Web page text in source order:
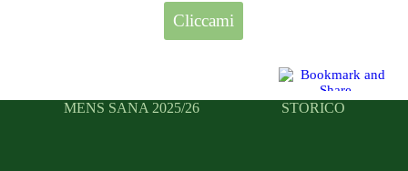
Cliccami
MENS SANA 2025/26 STORICO